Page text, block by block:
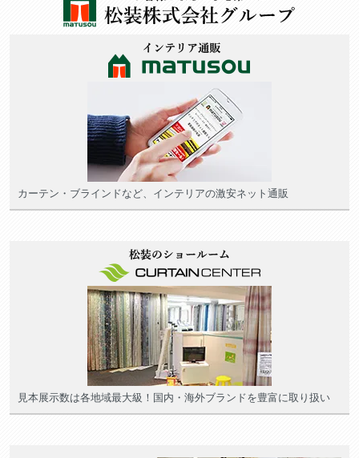
カーテン・ブラインドなど、インテリアの激安ネット通販
見本展示数は各地域最大級！国内・海外ブランドを豊富に取り扱い